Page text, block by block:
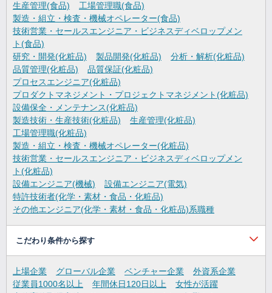
生産管理(食品)
工場管理職(食品)
製造・組立・検査・機械オペレーター(食品)
技術営業・セールスエンジニア・ビジネスディベロップメン
ト(食品)
研究・開発(化粧品)
製品開発(化粧品)
分析・解析(化粧品)
品質管理(化粧品)
品質保証(化粧品)
プロセスエンジニア(化粧品)
プロダクトマネジメント・プロジェクトマネジメント(化粧品)
設備保全・メンテナンス(化粧品)
製造技術・生産技術(化粧品)
生産管理(化粧品)
工場管理職(化粧品)
製造・組立・検査・機械オペレーター(化粧品)
技術営業・セールスエンジニア・ビジネスディベロップメン
ト(化粧品)
設備エンジニア(機械)
設備エンジニア(電気)
特許技術者(化学・素材・食品・化粧品)
その他エンジニア(化学・素材・食品・化粧品)系職種
こだわり条件から探す
上場企業 グローバル企業 ベンチャー企業
外資系企業
従業員1000名以上
年間休日120日以上
女性が活躍